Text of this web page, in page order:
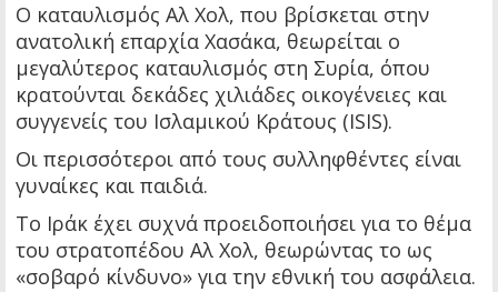
Ο καταυλισμός Αλ Χολ, που βρίσκεται στην
ανατολική επαρχία Χασάκα, θεωρείται ο
μεγαλύτερος καταυλισμός στη Συρία, όπου
κρατούνται δεκάδες χιλιάδες οικογένειες και
συγγενείς του Ισλαμικού Κράτους (ISIS).
Οι περισσότεροι από τους συλληφθέντες είναι
γυναίκες και παιδιά.
Το Ιράκ έχει συχνά προειδοποιήσει για το θέμα
του στρατοπέδου Aλ Χολ, θεωρώντας το ως
«σοβαρό κίνδυνο» για την εθνική του ασφάλεια.